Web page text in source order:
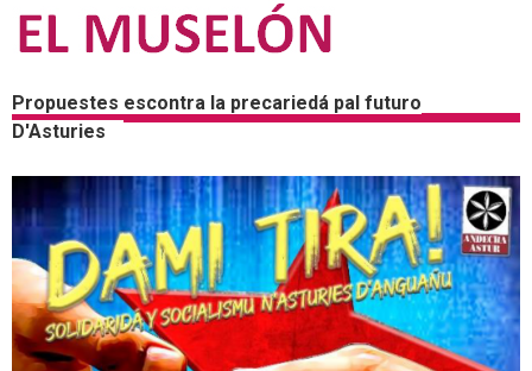
Propuestes escontra la precariedá pal futuro
D'Asturies